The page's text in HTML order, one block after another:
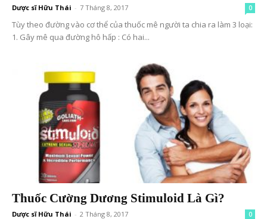
Dược sĩ Hữu Thái - 7 Tháng 8, 2017 0
Tùy theo đường vào cơ thể của thuốc mê người ta chia ra làm 3 loại:
1. Gây mê qua đường hô hấp : Có hai...
Thuốc Cường Dương Stimuloid Là Gì?
Dược sĩ Hữu Thái - 2 Tháng 8, 2017 0